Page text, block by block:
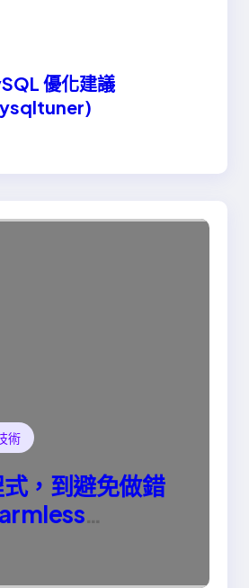
優化建議
術
，到避免做錯
的真正意義